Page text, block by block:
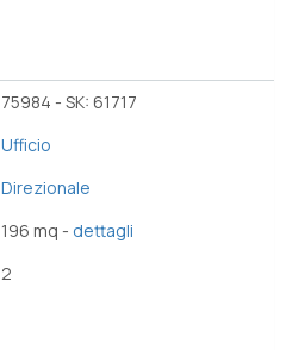
75984 - SK: 61717
Ufficio
Direzionale
196 mq - dettagli
2